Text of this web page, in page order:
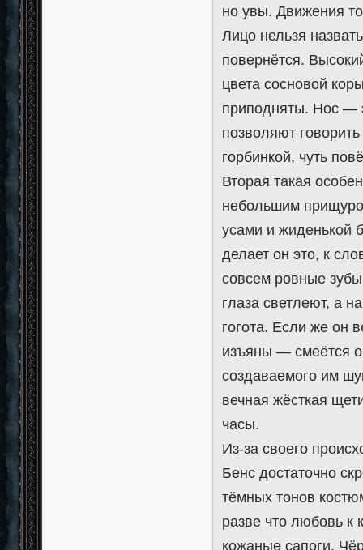
но увы. Движения
Лицо нельзя
повернётся.
цвета сосновой
приподняты. Нос —
позволяют
горбинкой, чуть
Вторая такая
небольшим
усами и жиденькой
делает он это, к
совсем ровные
глаза светлеют, а
гогота. Если же он
изъяны — смеётся
создаваемого им
вечная жёсткая
часы.
Из-за своего
Бенс достаточно
тёмных тонов
разве что любовь к
кожаные сапоги.